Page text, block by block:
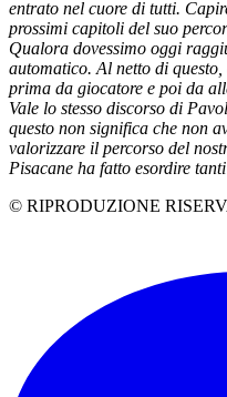
entrato nel cuore di tutti.
prossimi capitoli del suo
Qualora dovessimo oggi
automatico. Al netto di questo,
prima da giocatore e poi da
Vale lo stesso discorso di
questo non significa che non
valorizzare il percorso del
Pisacane ha fatto esordire
© RIPRODUZIONE